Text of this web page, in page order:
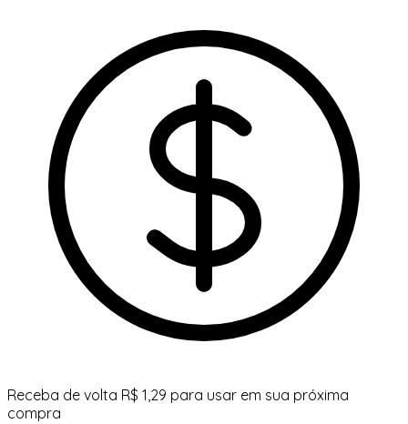
Receba de volta R$ 1,29 para usar em sua próxima
compra